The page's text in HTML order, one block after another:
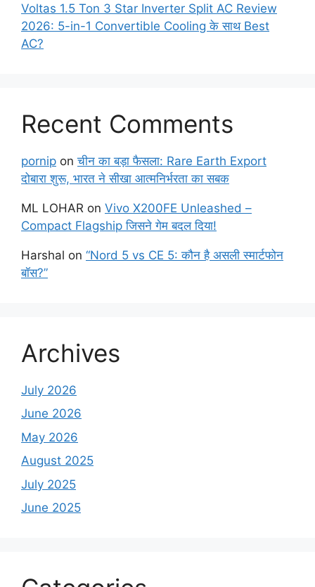
Voltas 1.5 Ton 3 Star Inverter Split AC Review
2026: 5-in-1 Convertible Cooling के साथ Best
AC?
Recent Comments
pornip onचीन का बड़ा फैसला: Rare Earth Export
दोबारा शुरू, भारत ने सीखा आत्मनिर्भरता का सबक
ML LOHAR on Vivo X200FE Unleashed –
Compact Flagship जिसने गेम बदल दिया!
Harshal on “Nord 5 vs CE 5: कौन है असली स्मार्टफोन
बॉस?”
Archives
July 2026
June 2026
May 2026
August 2025
July 2025
June 2025